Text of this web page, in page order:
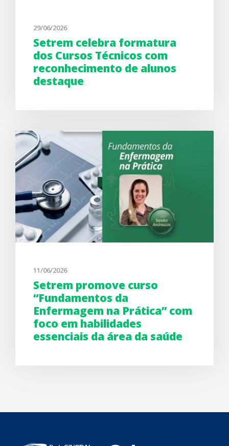
29/06/2026
Setrem celebra formatura
dos Cursos Técnicos com
reconhecimento de alunos
destaque
11/06/2026
Setrem promove curso
“Fundamentos da
Enfermagem na Prática” com
foco em habilidades
essenciais da área da saúde